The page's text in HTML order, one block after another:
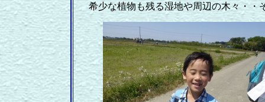
希少な植物も残る湿地や周辺の木々・・